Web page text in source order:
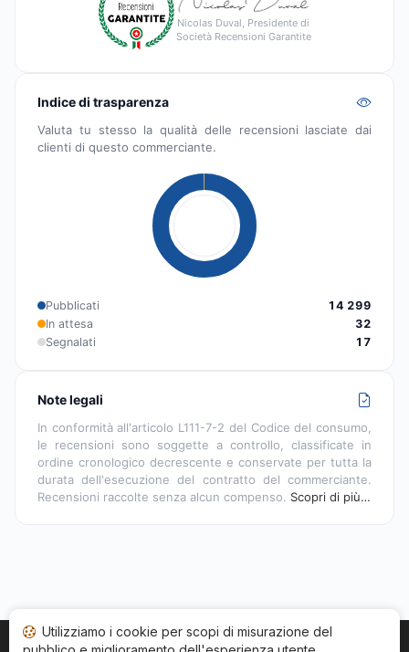
Nicolas Duval, Presidente di
Società Recensioni Garantite
Indice di trasparenza
Valuta tu stesso la qualità delle recensioni lasciate dai
clienti di questo commerciante.
Pubblicati
14 299
In attesa
32
Segnalati
17
Note legali
In conformità all'articolo L111-7-2 del Codice del consumo,
le recensioni sono soggette a controllo, classificate in
ordine cronologico decrescente e conservate per tutta la
durata dell'esecuzione del contratto del commerciante.
Recensioni raccolte senza alcun compenso. Scopri di più…
Utilizziamo i cookie per scopi di misurazione del